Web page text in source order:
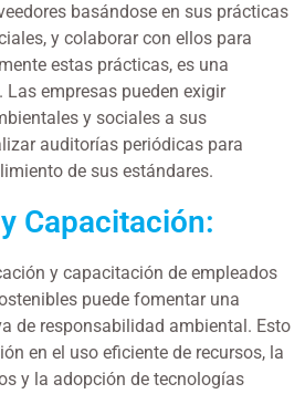
basándose en sus prácticas
y colaborar con ellos para
estas prácticas, es una
empresas pueden exigir
y sociales a sus
auditorías periódicas para
de sus estándares.
Capacitación:
y capacitación de empleados
puede fomentar una
de responsabilidad ambiental. Esto
en el uso eficiente de recursos, la
y la adopción de tecnologías